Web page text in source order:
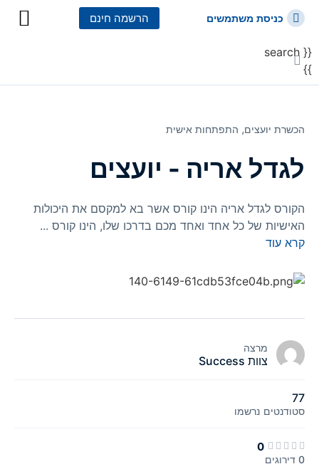
כניסת משתמשים הרשמה חינם
{{ search
}}
הכשרת יועצים⸲ התפתחות אישית
לגדל אריה - יועצים
הקורס לגדל אריה הינו קורס אשר בא למקסם את היכולות
האישיות של כל אחד ואחד מכם בדרכו שלו, הינו קורס ...
קרא עוד
מרצה
צוות Success
77
סטודנטים נרשמו
0
0 דירוגים